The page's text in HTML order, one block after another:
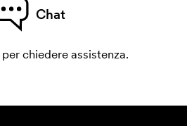
Chat
chiedere assistenza.